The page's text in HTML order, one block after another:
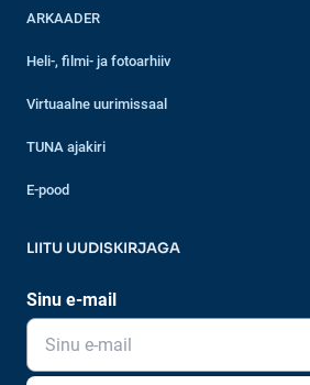
ARKAADER
Heli-, filmi- ja fotoarhiiv
Virtuaalne uurimissaal
TUNA ajakiri
E-pood
LIITU UUDISKIRJAGA
Sinu e-mail